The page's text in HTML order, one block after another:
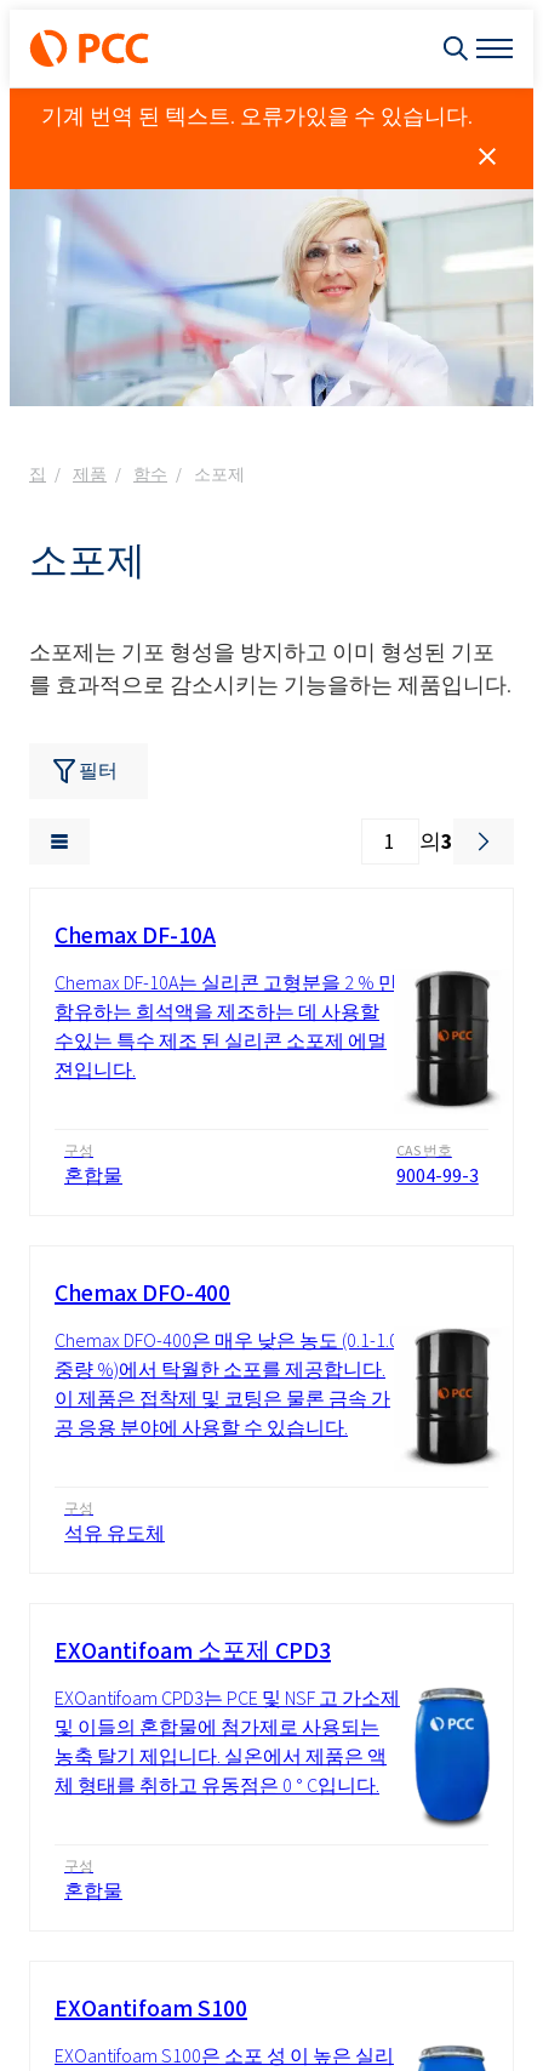
기계 번역 된 텍스트. 오류가있을 수 있습니다.
집 제품 함수 소포제
소포제
소포제는 기포 형성을 방지하고 이미 형성된 기포
를 효과적으로 감소시키는 기능을하는 제품입니다.
필터
의3
Chemax DF-10A
Chemax DF-10A는 실리콘 고형분을 2 % 만
함유하는 희석액을 제조하는 데 사용할
수있는 특수 제조 된 실리콘 소포제 에멀
젼입니다.
구성
혼합물
CAS 번호
9004-99-3
Chemax DFO-400
Chemax DFO-400은 매우 낮은 농도 (0.1-1.0
중량 %)에서 탁월한 소포를 제공합니다.
이 제품은 접착제 및 코팅은 물론 금속 가
공 응용 분야에 사용할 수 있습니다.
구성
석유 유도체
EXOantifoam 소포제 CPD3
EXOantifoam CPD3는 PCE 및 NSF 고 가소제
및 이들의 혼합물에 첨가제로 사용되는
농축 탈기 제입니다. 실온에서 제품은 액
체 형태를 취하고 유동점은 0 ° C입니다.
구성
혼합물
EXOantifoam S100
EXOantifoam S100은 소포 성 이 높은 실리